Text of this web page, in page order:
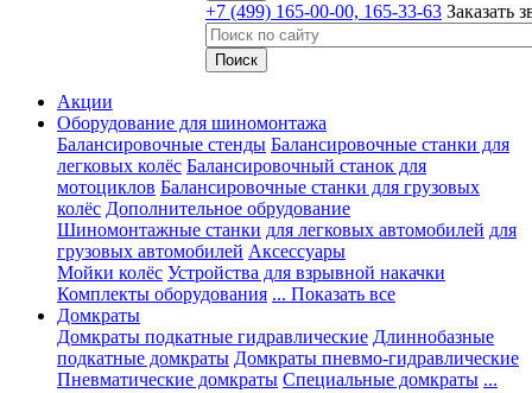
+7 (499) 165-00-00, 165-33-63 Заказать
Акции
Оборудование для шиномонтажа
Балансировочные стенды Балансировочные станки для
легковых колёс Балансировочный станок для
мотоциклов Балансировочные станки для грузовых
колёс Дополнительное обрудование
Шиномонтажные станки для легковых автомобилей для
грузовых автомобилей Аксессуары
Мойки колёс Устройства для взрывной накачки
Комплекты оборудования ... Показать все
Домкраты
Домкраты подкатные гидравлические Длиннобазные
подкатные домкраты Домкраты пневмо-гидравлические
Пневматические домкраты Специальные домкраты ...